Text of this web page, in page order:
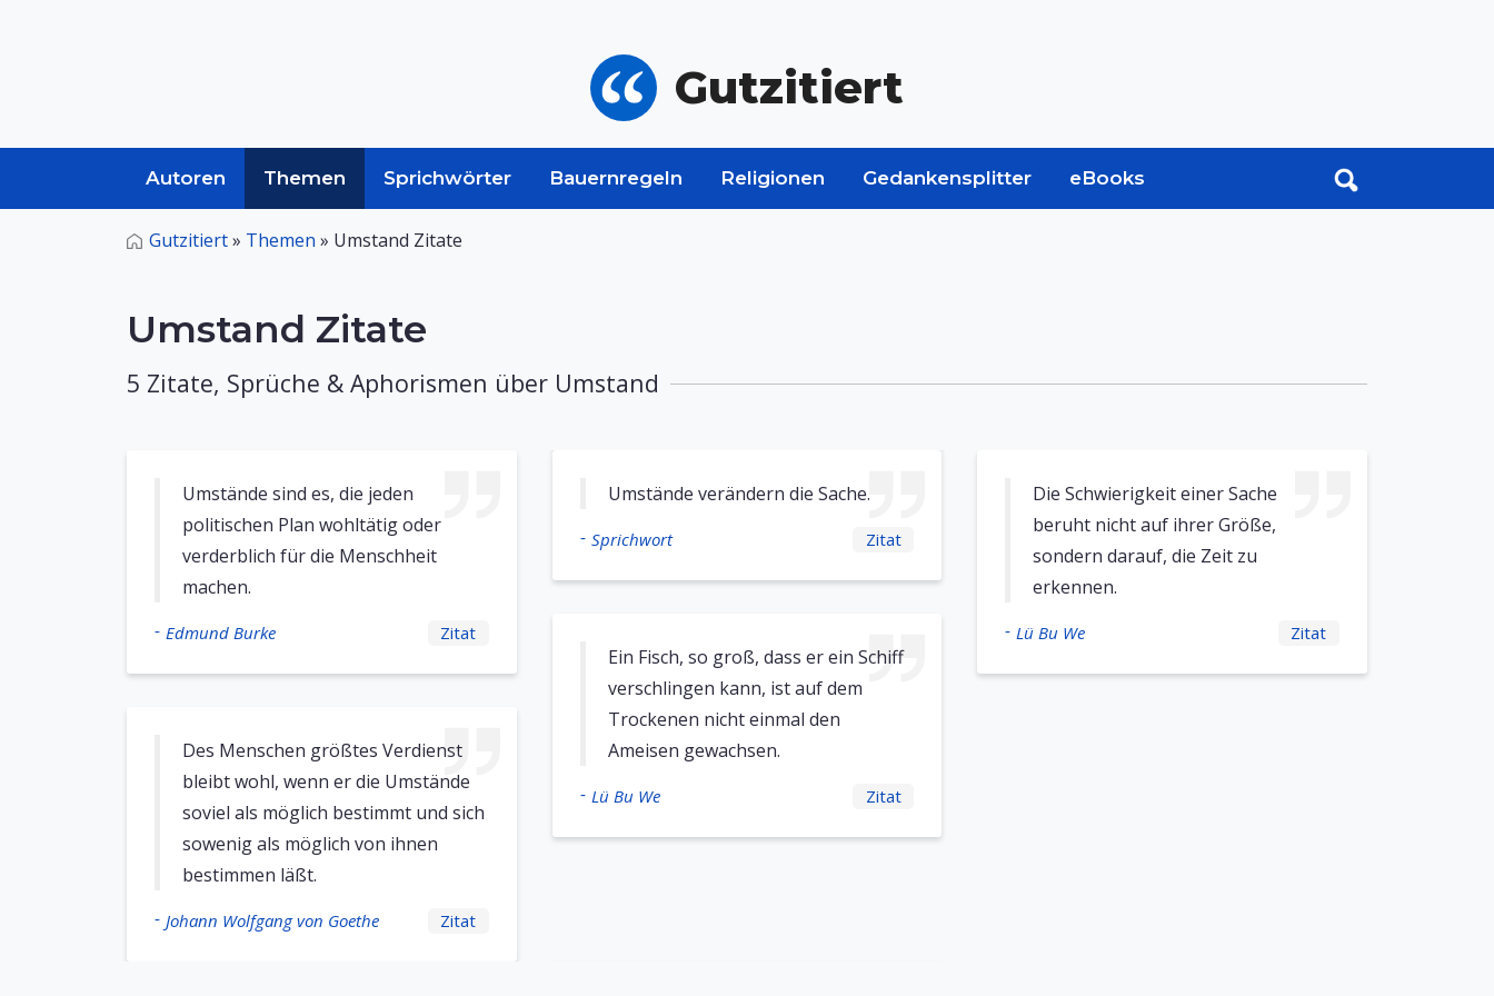
Gutzitiert
Autoren Themen Sprichwörter Bauernregeln Religionen Gedankensplitter eBooks
Gutzitiert» Themen » Umstand Zitate
Umstand Zitate
5 Zitate, Sprüche & Aphorismen über Umstand
Umstände sind es, die jeden
politischen Plan wohltätig oder
verderblich für die Menschheit
machen.
- Edmund Burke Zitat
Des Menschen größtes Verdienst
bleibt wohl, wenn er die Umstände
soviel als möglich bestimmt und sich
sowenig als möglich von ihnen
bestimmen läßt.
- Johann Wolfgang von Goethe Zitat
Umstände verändern die Sache.
- Sprichwort Zitat
Ein Fisch, so groß, dass er ein Schiff
verschlingen kann, ist auf dem
Trockenen nicht einmal den
Ameisen gewachsen.
- Lü Bu We Zitat
Die Schwierigkeit einer Sache
beruht nicht auf ihrer Größe,
sondern darauf, die Zeit zu
erkennen.
- Lü Bu We Zitat